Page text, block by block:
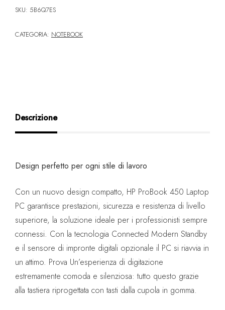
SKU: 5B6Q7ES
CATEGORIA: NOTEBOOK
Descrizione
Design perfetto per ogni stile di lavoro
Con un nuovo design compatto, HP ProBook 450 Laptop
PC garantisce prestazioni, sicurezza e resistenza di livello
superiore, la soluzione ideale per i professionisti sempre
connessi. Con la tecnologia Connected Modern Standby
e il sensore di impronte digitali opzionale il PC si riavvia in
un attimo. Prova Un’esperienza di digitazione
estremamente comoda e silenziosa: tutto questo grazie
alla tastiera riprogettata con tasti dalla cupola in gomma.